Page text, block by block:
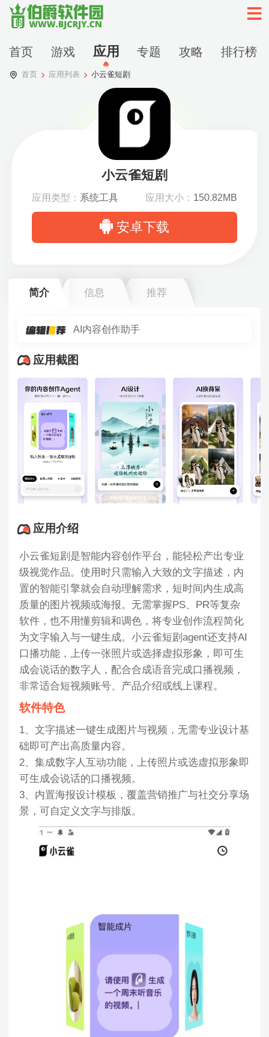
首页 游戏 应用 专题 攻略 排行榜
首页 应用列表 小云雀短剧
小云雀短剧
应用类型： 系统工具 应用大小： 150.82MB
安卓下载
简介 信息 推荐
AI内容创作助手
应用截图
应用介绍
小云雀短剧是智能内容创作平台，能轻松产出专业
级视觉作品。使用时只需输入大致的文字描述，内
置的智能引擎就会自动理解需求，短时间内生成高
质量的图片视频或海报。无需掌握PS、PR等复杂
软件，也不用懂剪辑和调色，将专业创作流程简化
为文字输入与一键生成。小云雀短剧agent还支持AI
口播功能，上传一张照片或选择虚拟形象，即可生
成会说话的数字人，配合合成语音完成口播视频，
非常适合短视频账号、产品介绍或线上课程。
软件特色
1、文字描述一键生成图片与视频，无需专业设计基
础即可产出高质量内容。
2、集成数字人互动功能，上传照片或选虚拟形象即
可生成会说话的口播视频。
3、内置海报设计模板，覆盖营销推广与社交分享场
景，可自定义文字与排版。